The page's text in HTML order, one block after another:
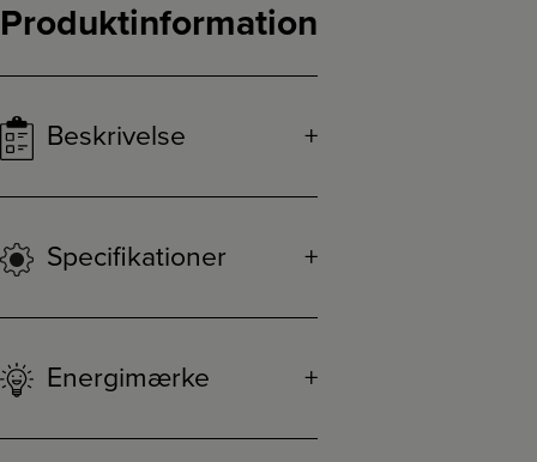
Produktinformation
Beskrivelse
Specifikationer
Energimærke